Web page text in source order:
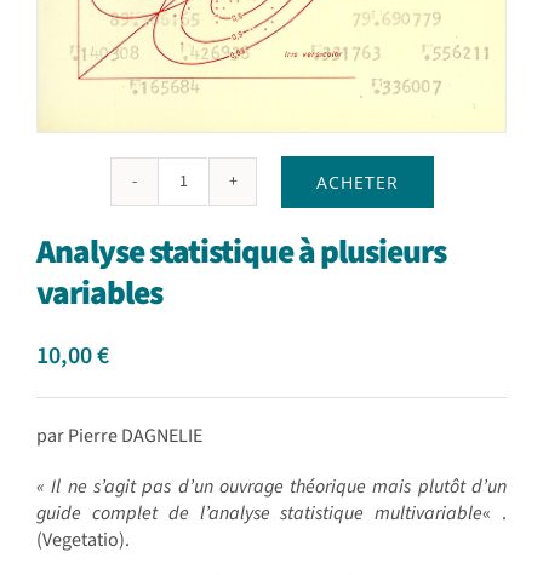
quantité
Analyse
statistique
ACHETER
Analyse statistique à plusieurs
variables
10,00€
par Pierre DAGNELIE
« Il ne s’agit pas d’un ouvrage théorique mais plutôt d’un
guide complet de l’analyse statistique multivariable« .
(Vegetatio).